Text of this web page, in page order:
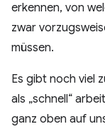
erkennen, von
zwar
müssen.
Es gibt noch viel
als „schnell“
ganz oben auf